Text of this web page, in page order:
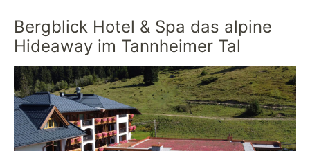
Bergblick Hotel & Spa das alpine
Hideaway im Tannheimer Tal